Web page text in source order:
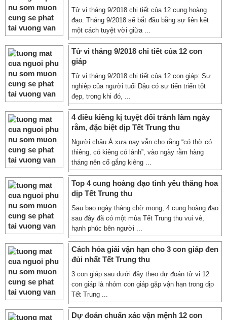
Tử vi tháng 9/2018 chi tiết của 12 cung hoàng
đạo: Tháng 9/2018 sẽ bắt đầu bằng sự liên kết
một cách tuyệt vời giữa ...
Tử vi tháng 9/2018 chi tiết của 12 con
giáp
Tử vi tháng 9/2018 chi tiết của 12 con giáp: Sự
nghiệp của người tuổi Dậu có sự tiến triển tốt
đẹp, trong khi đó, ...
4 điều kiêng kị tuyệt đối tránh làm ngày
rằm, đặc biệt dịp Tết Trung thu
Người châu Á xưa nay vẫn cho rằng “có thờ có
thiêng, có kiêng có lành”, vào ngày rằm hàng
tháng nên cố gắng kiêng ...
Top 4 cung hoàng đạo tình yêu thăng hoa
dịp Tết Trung thu
Sau bao ngày tháng chờ mong, 4 cung hoàng đạo
sau đây đã có một mùa Tết Trung thu vui vẻ,
hạnh phúc bên người ...
Cách hóa giải vận hạn cho 3 con giáp đen
đủi nhất Tết Trung thu
3 con giáp sau dưới đây theo dự đoán tử vi 12
con giáp là nhóm con giáp gặp vận hạn trong dịp
Tết Trung ...
Dự đoán chuẩn xác vận mệnh 12 con